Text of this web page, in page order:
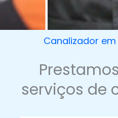
Canalizador
serviços de